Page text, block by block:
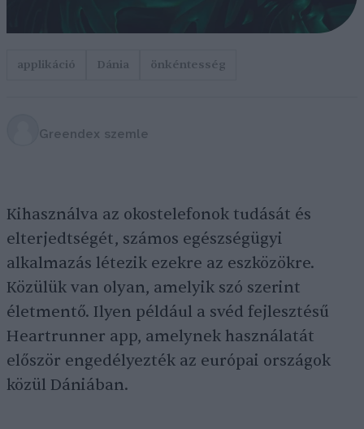
applikáció Dánia önkéntesség
Greendex szemle
Kihasználva az okostelefonok tudását és
elterjedtségét, számos egészségügyi
alkalmazás létezik ezekre az eszközökre.
Közülük van olyan, amelyik szó szerint
életmentő. Ilyen például a svéd fejlesztésű
Heartrunner app, amelynek használatát
először engedélyezték az európai országok
közül Dániában.